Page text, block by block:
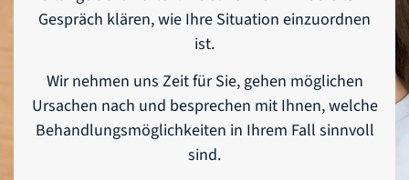
Gespräch klären, wie Ihre Situation einzuordnen
ist.
Wir nehmen uns Zeit für Sie, gehen möglichen
Ursachen nach und besprechen mit Ihnen, welche
Behandlungsmöglichkeiten in Ihrem Fall sinnvoll
sind.